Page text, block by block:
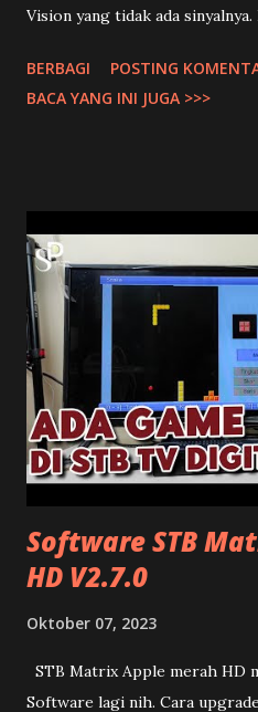
Vision yang tidak ada
ke pada Teknisi Parabola saja.
pada receivernya hingga ke
frekuensi pada LNB atau
memang dipencet-pencet
Sehingga merubah settingan
Vision C Band Telkom 4
Ku Band di Universal 9750-
saya temukan dipelanggan
disebabkan oleh kabel
hanya perbaiki konektor
BERBAGI
POSTING
BACA YANG INI JUGA >>>
Software STB
HD V2.7.0
Oktober 07, 2023
STB Matrix Apple merah HD
Software lagi nih. Cara